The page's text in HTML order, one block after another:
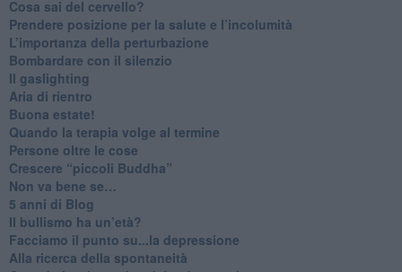
​Cosa sai del cervello?
Prendere posizione per la salute e l’incolumità
L’importanza della perturbazione
​Bombardare con il silenzio
Il gaslighting
Aria di rientro
Buona estate!
​Quando la terapia volge al termine
​Persone oltre le cose
​Crescere “piccoli Buddha”
Non va bene se…
​5 anni di Blog
​Il bullismo ha un’età?
Facciamo il punto su...la depressione
​Alla ricerca della spontaneità